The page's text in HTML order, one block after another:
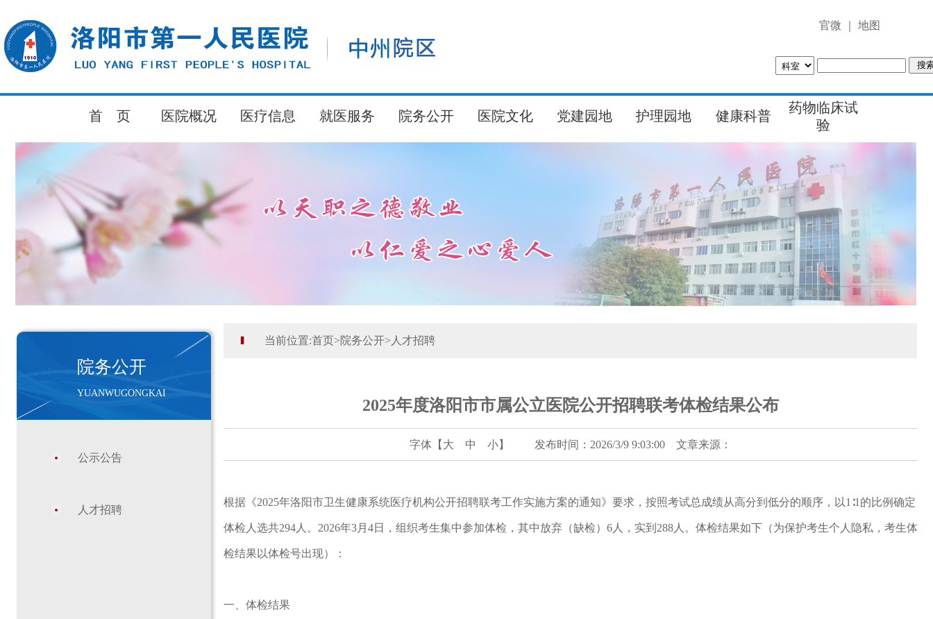
官微 地图
首 页 医院概况 医疗信息 就医服务 院务公开 医院文化 党建园地 护理园地 健康科普
药物临床试
验
院务公开
YUANWUGONGKAI
公示公告
人才招聘
当前位置:首页>院务公开> 人才招聘
2025年度洛阳市市属公立医院公开招聘联考体检结果公布
字体【 大 中 小】 发布时间：2026/3/9 9:03:00 文章来源：
根据《2025年洛阳市卫生健康系统医疗机构公开招聘联考工作实施方案的通知》要求，按照考试总成绩从高分到低分的顺序，以1∶1的比例确定
体检人选共294人。2026年3月4日，组织考生集中参加体检，其中放弃（缺检）6人，实到288人。体检结果如下（为保护考生个人隐私，考生体
检结果以体检号出现）：
一、体检结果